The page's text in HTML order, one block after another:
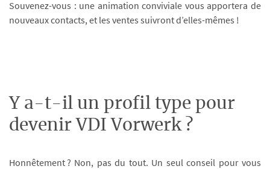
Souvenez-vous : une animation conviviale vous apportera de
nouveaux contacts, et les ventes suivront d’elles-mêmes !
Y a-t-il un profil type pour
devenir VDI Vorwerk ?
Honnêtement ? Non, pas du tout. Un seul conseil pour vous